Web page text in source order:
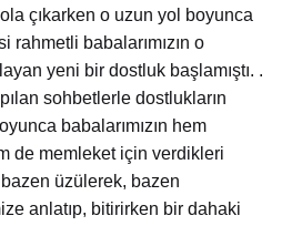
çıkarken o uzun yol boyunca
rahmetli babalarımızın o
yeni bir dostluk başlamıştı. .
sohbetlerle dostlukların
babalarımızın hem
de memleket için verdikleri
üzülerek, bazen
anlatıp, bitirirken bir dahaki